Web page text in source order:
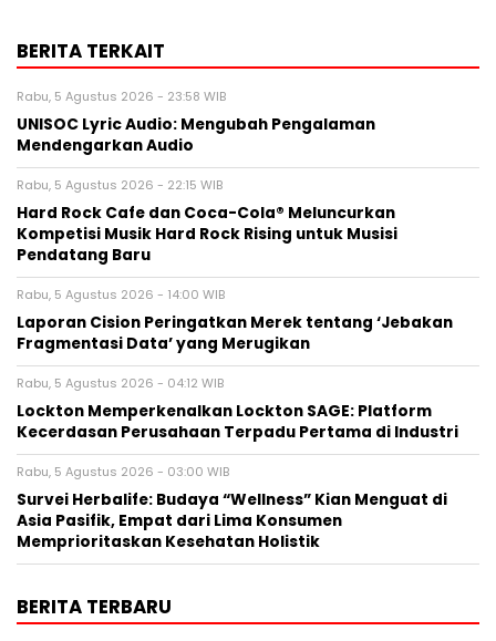
BERITA TERKAIT
Rabu, 5 Agustus 2026 - 23:58 WIB
UNISOC Lyric Audio: Mengubah Pengalaman
Mendengarkan Audio
Rabu, 5 Agustus 2026 - 22:15 WIB
Hard Rock Cafe dan Coca-Cola® Meluncurkan
Kompetisi Musik Hard Rock Rising untuk Musisi
Pendatang Baru
Rabu, 5 Agustus 2026 - 14:00 WIB
Laporan Cision Peringatkan Merek tentang ‘Jebakan
Fragmentasi Data’ yang Merugikan
Rabu, 5 Agustus 2026 - 04:12 WIB
Lockton Memperkenalkan Lockton SAGE: Platform
Kecerdasan Perusahaan Terpadu Pertama di Industri
Rabu, 5 Agustus 2026 - 03:00 WIB
Survei Herbalife: Budaya “Wellness” Kian Menguat di
Asia Pasifik, Empat dari Lima Konsumen
Memprioritaskan Kesehatan Holistik
BERITA TERBARU